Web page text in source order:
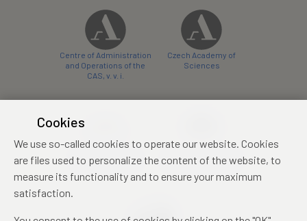
Centre of Administration
and Operations of the
CAS, v. v. i.
Czech Academy of
Sciences
conference centre
konferenční centrum
Cookies
We use so-called cookies to operate our website. Cookies
are files used to personalize the content of the website, to
measure its functionality and to ensure your maximum
satisfaction.